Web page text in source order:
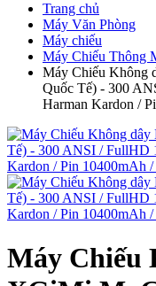
Trang chủ
Máy Văn Phòng
Máy chiếu
Máy Chiếu Thông
Máy Chiếu Không
Quốc Tế) - 300
Harman Kardon /
Máy Chiếu